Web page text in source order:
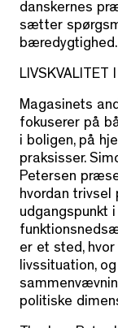
danskernes
sætter
bæredygtighed.
LIVSKVALITET
Magasinets
fokuserer på
i boligen, på
praksisser.
Petersen
hvordan
udgangspunkt
er et sted,
livssituation,
politiske